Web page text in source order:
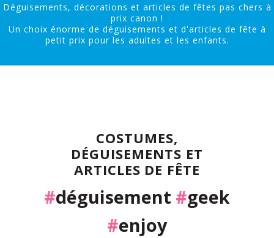
Déguisements, décorations et articles de fêtes pas chers à
prix canon !
Un choix énorme de déguisements et d'articles de fête à
petit prix pour les adultes et les enfants.
COSTUMES,
DÉGUISEMENTS ET
ARTICLES DE FÊTE
#déguisement #geek
#enjoy